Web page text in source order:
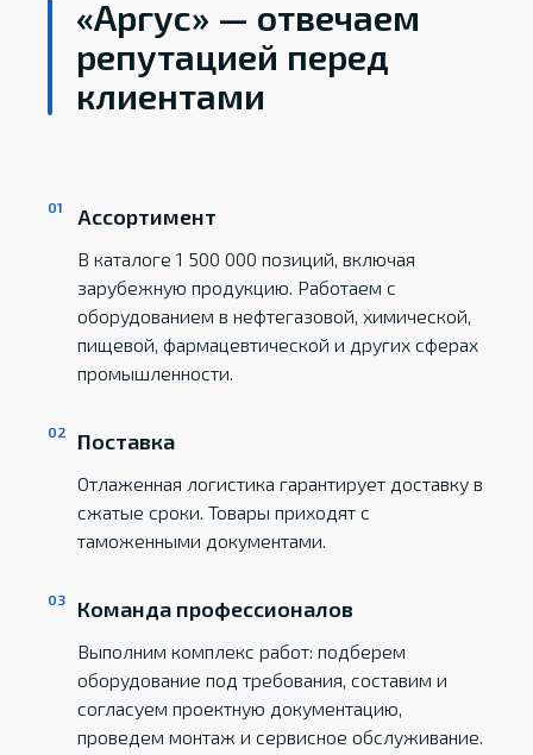
«Аргус» — отвечаем
репутацией перед
клиентами
Ассортимент
В каталоге 1 500 000 позиций, включая
зарубежную продукцию. Работаем с
оборудованием в нефтегазовой, химической,
пищевой, фармацевтической и других сферах
промышленности.
Поставка
Отлаженная логистика гарантирует доставку в
сжатые сроки. Товары приходят с
таможенными документами.
Команда профессионалов
Выполним комплекс работ: подберем
оборудование под требования, составим и
согласуем проектную документацию,
проведем монтаж и сервисное обслуживание.